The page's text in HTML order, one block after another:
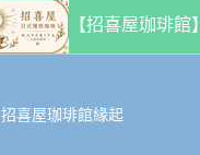
【招喜屋珈琲館】
招喜屋珈琲館緣起